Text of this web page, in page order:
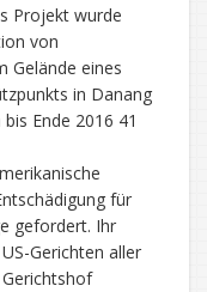
Projekt wurde
von
Gelände eines
in Danang
Ende 2016 41
für
gefordert. Ihr
Gerichten aller